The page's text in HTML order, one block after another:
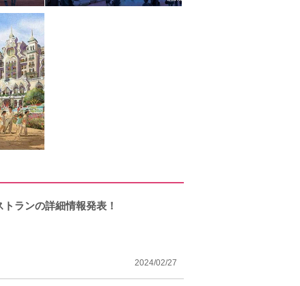
ランの詳細情報発表！
2024/02/27